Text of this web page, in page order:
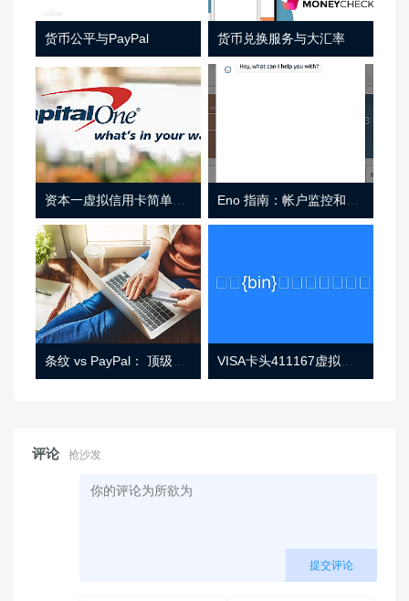
货币公平与PayPal 货币兑换服务与大汇率
资本一虚拟信用卡简单介绍
条纹 vs PayPal： 顶级功能， 定价 （和更多！ VISA卡头411167虚拟卡基础信息
评论 抢沙发
提交评论